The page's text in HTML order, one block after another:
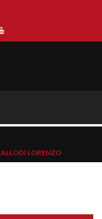
ALLODI LORENZO